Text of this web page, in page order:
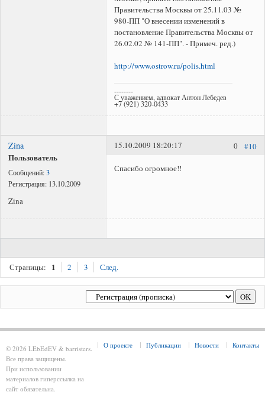
Правительства Москвы от 25.11.03 №
980-ПП "О внесении изменений в
постановление Правительства Москвы от
26.02.02 № 141-ПП". - Примеч. ред.)
http://www.ostrow.ru/polis.html
--------
С уважением, адвокат Антон Лебедев
+7 (921) 320-0433
Zina
Пользователь
Сообщений:3
Регистрация: 13.10.2009
Zina
#10
0
15.10.2009 18:20:17
Спасибо огромное!!
Страницы: 1 2 3 След.
О проекте Публикации Новости Контакты
© 2026 LEbEdEV & barristers.
Все права защищены.
При использовании
материалов гиперссылка на
сайт обязательна.